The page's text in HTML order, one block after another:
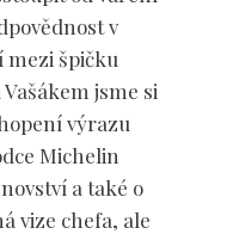
v
špičku
jsme si
výrazu
Michelin
a také o
vize chefa, ale